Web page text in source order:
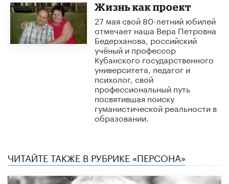
Жизнь как проект
27 мая свой 80-летний юбилей
отмечает наша Вера Петровна
Бедерханова, российский
учёный и профессор
Кубанского государственного
университета, педагог и
психолог, свой
профессиональный путь
посвятившая поиску
гуманистической реальности в
образовании.
ЧИТАЙТЕ ТАКЖЕ В РУБРИКЕ «ПЕРСОНА»